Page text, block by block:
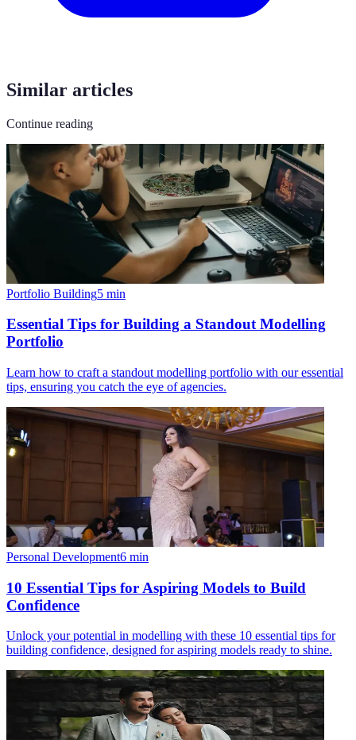
Similar articles
Continue reading
Portfolio Building5 min
Essential Tips for Building a Standout Modelling
Portfolio
Learn how to craft a standout modelling portfolio with our essential
tips, ensuring you catch the eye of agencies.
Personal Development6 min
10 Essential Tips for Aspiring Models to Build
Confidence
Unlock your potential in modelling with these 10 essential tips for
building confidence, designed for aspiring models ready to shine.